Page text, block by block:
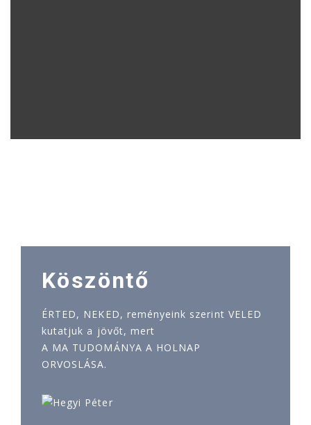
Köszöntő
ÉRTED, NEKED, reményeink szerint VELED
kutatjuk a jövőt, mert
A MA TUDOMÁNYA A HOLNAP
ORVOSLÁSA.